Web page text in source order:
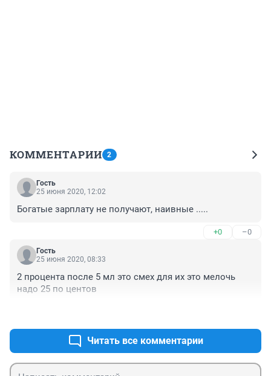
КОММЕНТАРИИ 2
Гость
25 июня 2020, 12:02
Богатые зарплату не получают, наивные .....
+0 –0
Гость
25 июня 2020, 08:33
2 процента после 5 мл это смех для их это мелочь
надо 25 по центов
Читать все комментарии